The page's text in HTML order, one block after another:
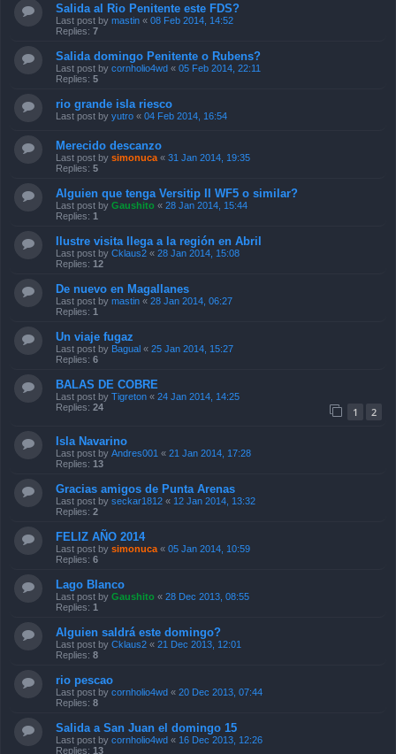
Salida al Rio Penitente este FDS?
Last post by mastin « 08 Feb 2014, 14:52
Replies: 7
Salida domingo Penitente o Rubens?
Last post by cornholio4wd « 05 Feb 2014, 22:11
Replies: 5
rio grande isla riesco
Last post by yutro « 04 Feb 2014, 16:54
Merecido descanzo
Last post by simonuca « 31 Jan 2014, 19:35
Replies: 5
Alguien que tenga Versitip II WF5 o similar?
Last post by Gaushito « 28 Jan 2014, 15:44
Replies: 1
Ilustre visita llega a la región en Abril
Last post by Cklaus2 « 28 Jan 2014, 15:08
Replies: 12
De nuevo en Magallanes
Last post by mastin « 28 Jan 2014, 06:27
Replies: 1
Un viaje fugaz
Last post by Bagual « 25 Jan 2014, 15:27
Replies: 6
BALAS DE COBRE
Last post by Tigreton « 24 Jan 2014, 14:25
Replies: 24 1 2
Isla Navarino
Last post by Andres001 « 21 Jan 2014, 17:28
Replies: 13
Gracias amigos de Punta Arenas
Last post by seckar1812 « 12 Jan 2014, 13:32
Replies: 2
FELIZ AÑO 2014
Last post by simonuca « 05 Jan 2014, 10:59
Replies: 6
Lago Blanco
Last post by Gaushito « 28 Dec 2013, 08:55
Replies: 1
Alguien saldrá este domingo?
Last post by Cklaus2 « 21 Dec 2013, 12:01
Replies: 8
rio pescao
Last post by cornholio4wd « 20 Dec 2013, 07:44
Replies: 8
Salida a San Juan el domingo 15
Last post by cornholio4wd « 16 Dec 2013, 12:26
Replies: 13